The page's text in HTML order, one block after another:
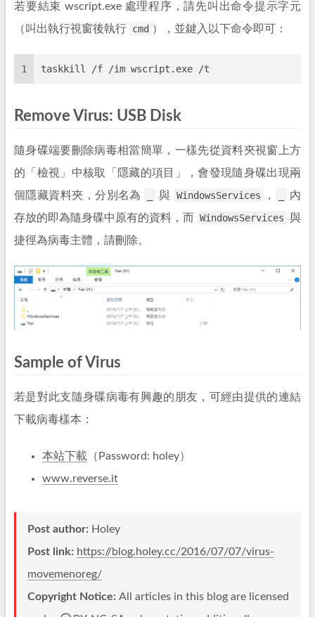
若要結束 wscript.exe 處理程序，請先叫出命令提示字元
（叫出執行視窗後執行 cmd ），並鍵入以下命令即可：
1 taskkill /f /im wscript.exe /t
Remove Virus: USB Disk
隨身碟端要刪除病毒相當簡單，一樣先從資料夾視窗上方
的「檢視」中核取「隱藏的項目」，會發現隨身碟出現兩
個隱藏資料夾，分別名為
與 WindowsServices ，
內
存放的即為隨身碟中原有的資料，而
WindowsServices 與
捷徑為病毒主體，請刪除。
Sample of Virus
若是對此支隨身碟病毒有興趣的朋友，可經由提供的連結
下載病毒樣本：
本站下載 （Password: holey）
www.reverse.it
Post author: Holey
Post link: https://blog.holey.cc/2016/07/07/virus-
movemenoreg/
Copyright Notice: All articles in this blog are licensed